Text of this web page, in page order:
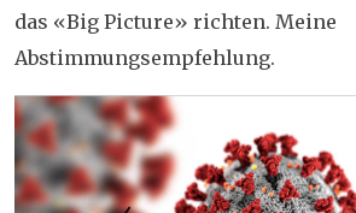
das «Big Picture» richten. Meine
Abstimmungsempfehlung.